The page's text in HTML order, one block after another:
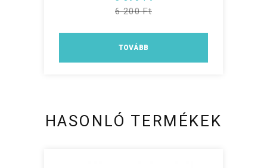
6 200 Ft
TOVÁBB
HASONLÓ TERMÉKEK